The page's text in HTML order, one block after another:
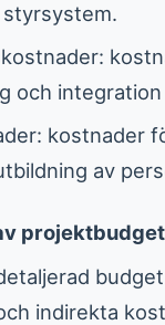
och
kostnader
av
projektbudget
indirekta